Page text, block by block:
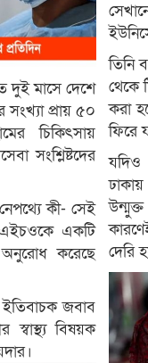
দুই মাসে দেশে
প্রায় ৫০
চিকিৎসায়
সংশ্লিষ্টদের
কী- সেই
একটি
অনুরোধ করেছে
ইতিবাচক জবাব
স্বাস্থ্য বিষয়ক
তিনি
থেকে
করা
ফিরে
যদিও
দেরি